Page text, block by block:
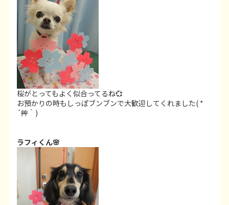
桜がとってもよく似合ってるね💞
お預かりの時もしっぽブンブンで大歓迎してくれました( *
´艸｀)
ラフィくん🌸